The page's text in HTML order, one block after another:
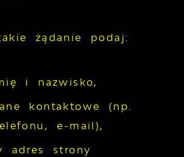
żądanie podaj:
i nazwisko,
kontaktowe (np.
e-mail),
adres strony